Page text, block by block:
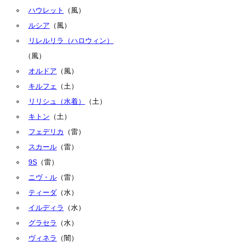
ハウレット
（風）
ルシア （風）
リレルリラ（ハロウィン）
（風）
オルドア （風）
キルフェ
（土）
リリシュ（水着）
（土）
キトン （土）
フェデリカ
（雷）
スカール （雷）
9S （雷）
ニヴ・ル （雷）
ティーダ （水）
イルディラ
（水）
グラセラ
（水）
ヴィネラ
（闇）